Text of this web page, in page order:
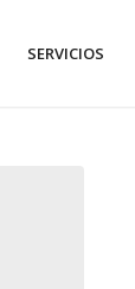
SERVICIOS